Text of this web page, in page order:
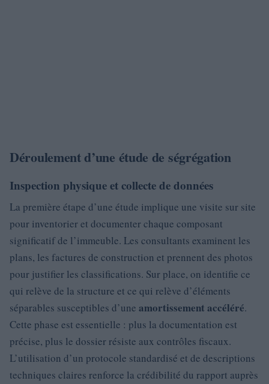
Déroulement d’une étude de ségrégation
Inspection physique et collecte de données
La première étape d’une étude implique une visite sur site
pour inventorier et documenter chaque composant
significatif de l’immeuble. Les consultants examinent les
plans, les factures de construction et prennent des photos
pour justifier les classifications. Sur place, on identifie ce
qui relève de la structure et ce qui relève d’éléments
séparables susceptibles d’une amortissement accéléré.
Cette phase est essentielle : plus la documentation est
précise, plus le dossier résiste aux contrôles fiscaux.
L’utilisation d’un protocole standardisé et de descriptions
techniques claires renforce la crédibilité du rapport auprès